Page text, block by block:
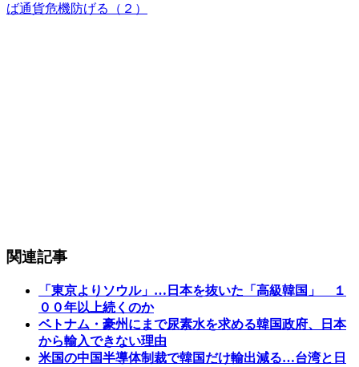
ば通貨危機防げる（２）
関連記事
「東京よりソウル」…日本を抜いた「高級韓国」 １
００年以上続くのか
ベトナム・豪州にまで尿素水を求める韓国政府、日本
から輸入できない理由
米国の中国半導体制裁で韓国だけ輸出減る…台湾と日